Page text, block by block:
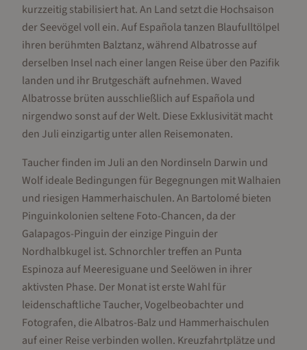
kurzzeitig stabilisiert hat. An Land setzt die Hochsaison
der Seevögel voll ein. Auf Española tanzen Blaufulltölpel
ihren berühmten Balztanz, während Albatrosse auf
derselben Insel nach einer langen Reise über den Pazifik
landen und ihr Brutgeschäft aufnehmen. Waved
Albatrosse brüten ausschließlich auf Española und
nirgendwo sonst auf der Welt. Diese Exklusivität macht
den Juli einzigartig unter allen Reisemonaten.
Taucher finden im Juli an den Nordinseln Darwin und
Wolf ideale Bedingungen für Begegnungen mit Walhaien
und riesigen Hammerhaischulen. An Bartolomé bieten
Pinguinkolonien seltene Foto-Chancen, da der
Galapagos-Pinguin der einzige Pinguin der
Nordhalbkugel ist. Schnorchler treffen an Punta
Espinoza auf Meeresiguane und Seelöwen in ihrer
aktivsten Phase. Der Monat ist erste Wahl für
leidenschaftliche Taucher, Vogelbeobachter und
Fotografen, die Albatros-Balz und Hammerhaischulen
auf einer Reise verbinden wollen. Kreuzfahrtplätze und